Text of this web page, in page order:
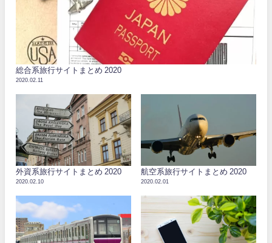
総合系旅行サイトまとめ 2020
2020.02.11
外資系旅行サイトまとめ 2020
2020.02.10
航空系旅行サイトまとめ 2020
2020.02.01